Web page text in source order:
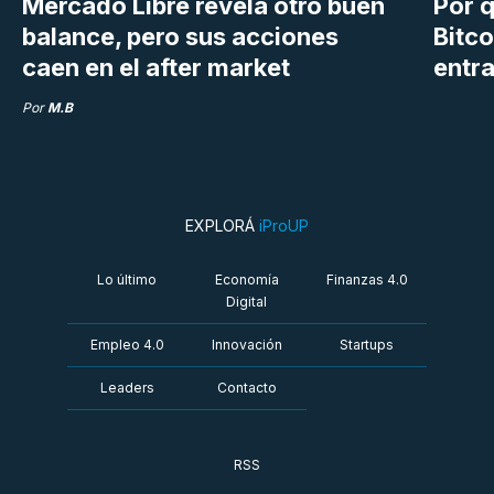
balance, pero sus acciones
caen en el after market
Por M.B
EXPLORÁ iProUP
Lo último
Economía
Digital
Finanzas 4.0
Empleo 4.0 Innovación Startups
Leaders Contacto
RSS